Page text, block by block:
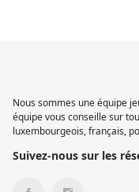
Nous sommes une équipe
équipe vous conseille sur
luxembourgeois, français,
Suivez-nous sur les